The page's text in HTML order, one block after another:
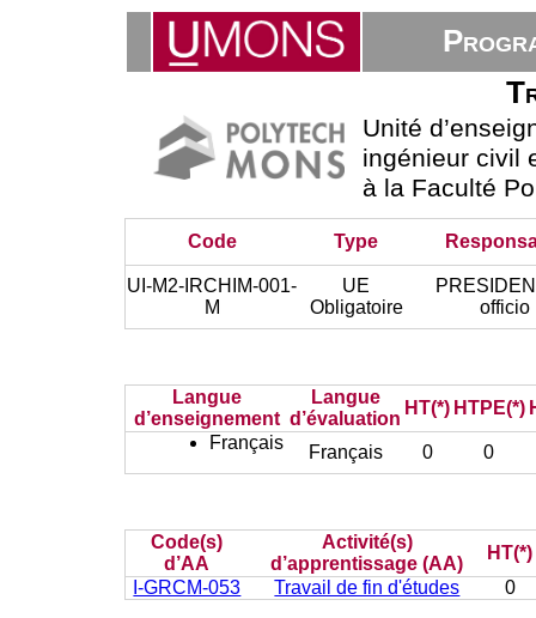
Unité
ingénieur civil
à la Faculté
Code Type
UI-M2-IRCHIM-001-
M
UE
Obligatoire
officio
Langue
d’enseignement
Langue
d’évaluation
HT(*) HTPE(*)
Français
Français 0 0
Code(s)
d’AA
Activité(s)
d’apprentissage (AA)
HT(*)
I-GRCM-053
Travail de fin d'études 0